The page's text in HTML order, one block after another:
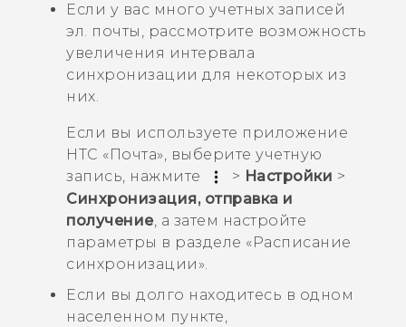
Если у вас много учетных записей
эл. почты, рассмотрите возможность
увеличения интервала
синхронизации для некоторых из
них.
Если вы используете приложение
HTC «Почта», выберите учетную
запись, нажмите
> Настройки >
Синхронизация, отправка и
получение, а затем настройте
параметры в разделе «Расписание
синхронизации ».
Если вы долго находитесь в одном
населенном пункте,